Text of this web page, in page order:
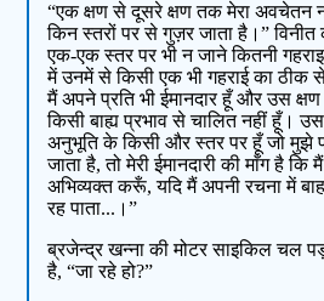
“एक क्षण से दूसरे क्षण तक मेरा अवचेतन
किन स्तरों पर से गुज़र जाता है।”
एक-एक स्तर पर भी न जाने कितनी
में उनमें से किसी एक भी गहराई का ठीक
मैं अपने प्रति भी ईमानदार हूँ और उस
किसी बाह्य प्रभाव से चालित नहीं हूँ।
अनुभूति के किसी और स्तर पर हूँ जो मुझे
जाता है, तो मेरी ईमानदारी की माँग है
अभिव्यक्त करूँ, यदि मैं अपनी रचना में
रह पाता...।”
ब्रजेन्द्र खन्ना की मोटर साइकिल चल
है, “जा रहे हो?”